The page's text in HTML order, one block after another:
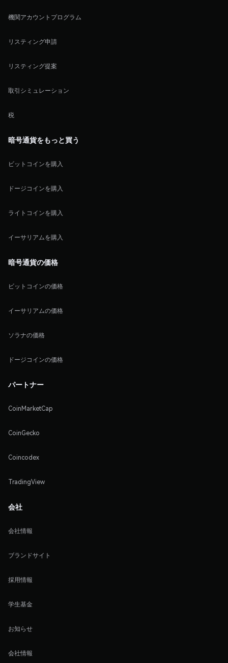
機関アカウントプログラム
リスティング申請
リスティング提案
取引シミュレーション
税
暗号通貨をもっと買う
ビットコインを購入
ドージコインを購入
ライトコインを購入
イーサリアムを購入
暗号通貨の価格
ビットコインの価格
イーサリアムの価格
ソラナの価格
ドージコインの価格
パートナー
CoinMarketCap
CoinGecko
Coincodex
TradingView
会社
会社情報
ブランドサイト
採用情報
学生基金
お知らせ
会社情報